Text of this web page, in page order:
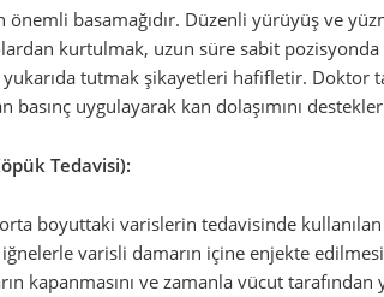
basamağıdır. Düzenli yürüyüş ve
kurtulmak, uzun süre sabit
tutmak şikayetleri hafifletir. Doktor
basınç uygulayarak kan dolaşımını
Tedavisi):
boyuttaki varislerin tedavisinde
varisli damarın içine enjekte
kapanmasını ve zamanla vücut